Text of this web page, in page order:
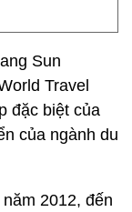
Sun
Travel
đặc biệt của
của ngành du
2012, đến